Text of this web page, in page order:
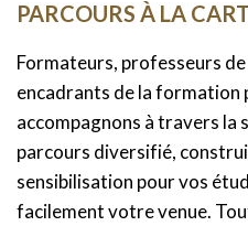
PARCOURS À LA
Formateurs, professeurs
encadrants de la formation
accompagnons à travers la
parcours diversifié,
sensibilisation pour vos
facilement votre venue.